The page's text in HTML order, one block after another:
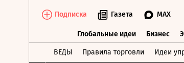
Подписка Газета MAX
Глобальные идеи Бизнес
ВЕДЫ Правила торговли Идеи